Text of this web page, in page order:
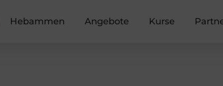
Hebammen Angebote Kurse